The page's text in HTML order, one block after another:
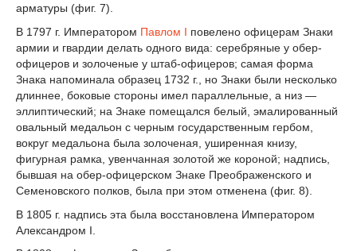
арматуры (фиг. 7).
В 1797 г. Императором Павлом I повелено офицерам Знаки
армии и гвардии делать одного вида: серебряные у обер-
офицеров и золоченые у штаб-офицеров; самая форма
Знака напоминала образец 1732 г., но Знаки были несколько
длиннее, боковые стороны имел параллельные, а низ —
эллиптический; на Знаке помещался белый, эмалированный
овальный медальон с черным государственным гербом,
вокруг медальона была золоченая, уширенная книзу,
фигурная рамка, увенчанная золотой же короной; надпись,
бывшая на обер-офицерском Знаке Преображенского и
Семеновского полков, была при этом отменена (фиг. 8).
В 1805 г. надпись эта была восстановлена Императором
Александром I.